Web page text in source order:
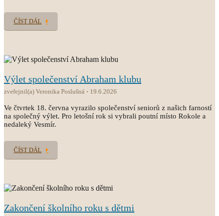
ČÍST DÁL
Výlet společenství Abraham klubu
zveřejnil(a) Veronika Poslušná 19.6.2026
Ve čtvrtek 18. června vyrazilo společenství seniorů z našich farností
na společný výlet. Pro letošní rok si vybrali poutní místo Rokole a
nedaleký Vesmír.
ČÍST DÁL
Zakončení školního roku s dětmi